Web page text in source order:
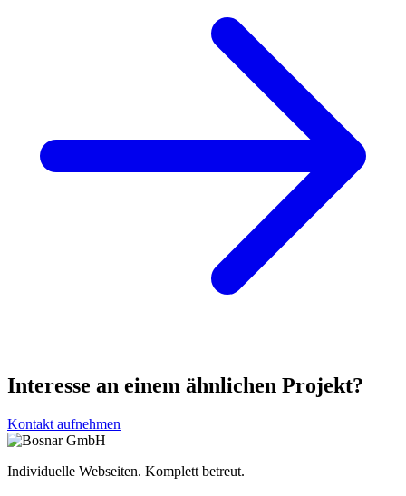
Interesse an einem ähnlichen Projekt?
Kontakt aufnehmen
Individuelle Webseiten. Komplett betreut.